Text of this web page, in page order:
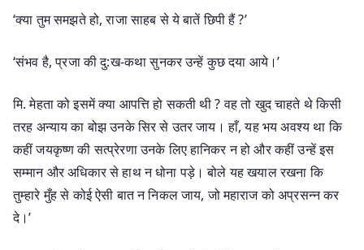
‘क्या तुम समझते हो, राजा साहब से ये बातें छिपी हैं ?’
‘संभव है, प्रजा की दु:ख-कथा सुनकर उन्हें कुछ दया आये।’
मि. मेहता को इसमें क्या आपत्ति हो सकती थी ? वह तो खुद चाहते थे किसी
तरह अन्याय का बोझ उनके सिर से उतर जाय। हाँ, यह भय अवश्य था कि
कहीं जयकृष्ण की सत्प्रेरणा उनके लिए हानिकर न हो और कहीं उन्हें इस
सम्मान और अधिकार से हाथ न धोना पड़े। बोले यह खयाल रखना कि
तुम्हारे मुँह से कोई ऐसी बात न निकल जाय, जो महाराज को अप्रसन्न कर
दे।’